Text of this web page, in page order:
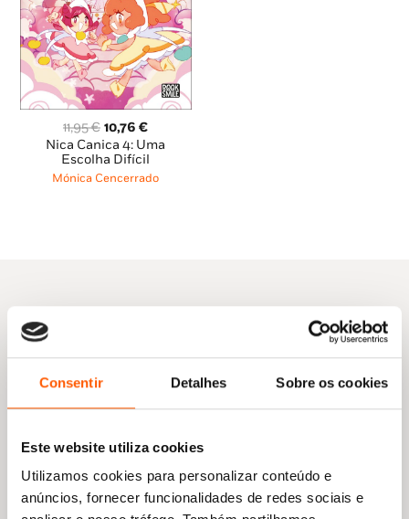
Consentir Detalhes Sobre os cookies
Este website utiliza cookies
Utilizamos cookies para personalizar conteúdo e
anúncios, fornecer funcionalidades de redes sociais e
11,95€ O
preço
original
era:
10,76€O
preço
atual
é:
Nica Canica 4: Uma
Escolha Difícil
Mónica Cencerrado
Outras sugestões